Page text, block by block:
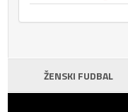
ŽENSKI FUDBAL